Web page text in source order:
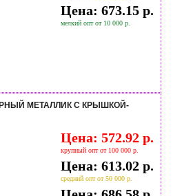
Цена: 673.15 р.
мелкий опт от 10 000 р.
МЕТАЛЛИК С КРЫШКОЙ-
Цена: 572.92 р.
крупный опт от 100 000 р.
Цена: 613.02 р.
средний опт от 50 000 р.